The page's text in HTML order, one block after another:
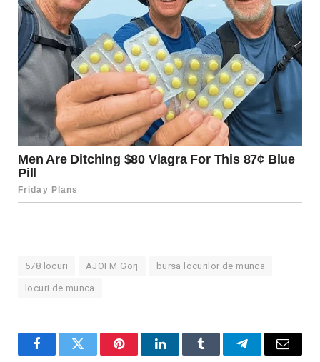
578 locuri AJOFM Gorj bursa locurilor de munca
locuri de munca
FacebookTwitter PinterestLinkedInTumblr TelegramEmail